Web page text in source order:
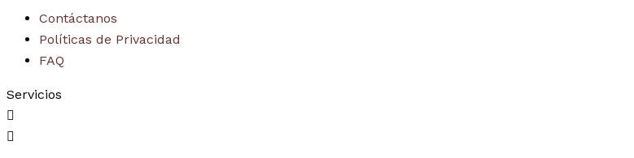
Contáctanos
Políticas de Privacidad
FAQ
Servicios